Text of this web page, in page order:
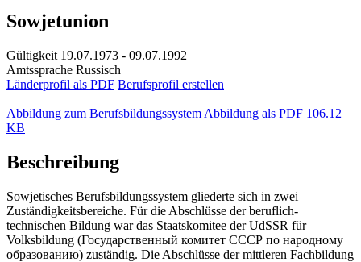
Sowjetunion
Gültigkeit 19.07.1973 - 09.07.1992
Amtssprache Russisch
Länderprofil als PDF Berufsprofil erstellen
Abbildung zum Berufsbildungssystem Abbildung als PDF 106.12
KB
Beschreibung
Sowjetisches Berufsbildungssystem gliederte sich in zwei
Zuständigkeitsbereiche. Für die Abschlüsse der beruflich-
technischen Bildung war das Staatskomitee der UdSSR für
Volksbildung (Государственный комитет СССР по народному
образованию) zuständig. Die Abschlüsse der mittleren Fachbildung